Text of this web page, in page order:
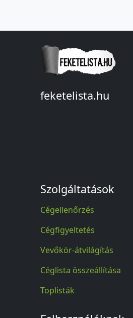
feketelista.hu
Szolgáltatások
Cégellenőrzés
Cégfigyeltetés
Vevőkör-átvilágítás
Céglista összeállítása
Toplisták